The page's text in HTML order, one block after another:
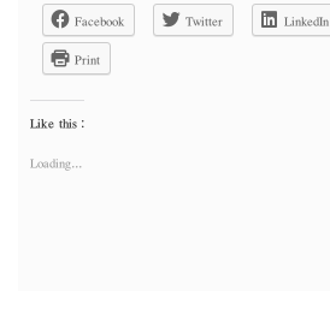
Facebook
Twitter LinkedIn
Print
Like this:
Loading...